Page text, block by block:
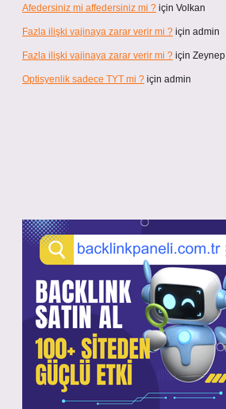
Afedersiniz mi affedersiniz mi ? için Volkan
Fazla ilişki vajinaya zarar verir mi ? için admin
Fazla ilişki vajinaya zarar verir mi ? için Zeynep
Optisyenlik sadece TYT mi ? için admin